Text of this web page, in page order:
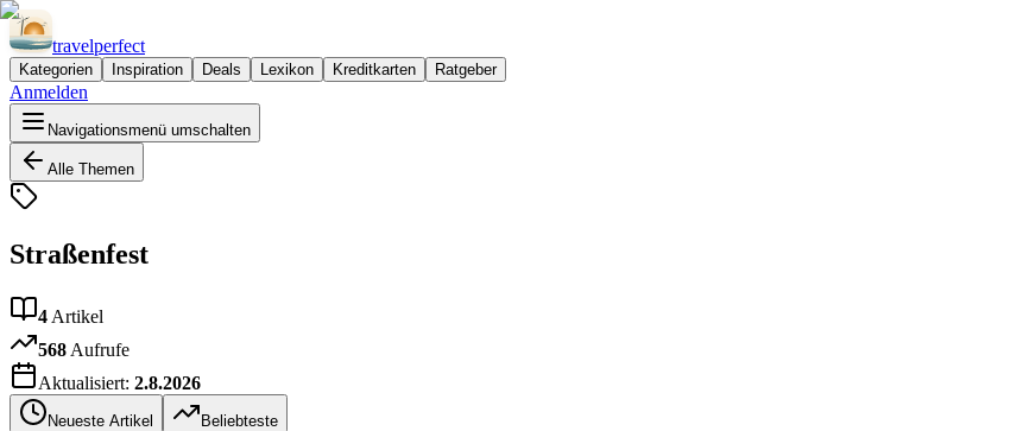
travelperfect
Kategorien Inspiration Deals Lexikon Kreditkarten Ratgeber
Anmelden
Navigationsmenü umschalten
Alle Themen
Straßenfest
4 Artikel
568 Aufrufe
Aktualisiert: 2.8.2026
Neueste Artikel Beliebteste